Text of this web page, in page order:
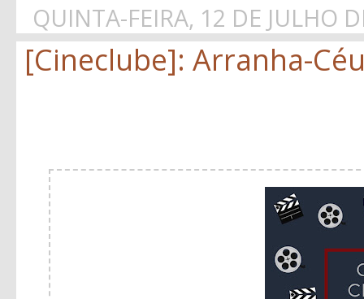
QUINTA-FEIRA, 12 DE JULHO
[Cineclube]: Arranha-